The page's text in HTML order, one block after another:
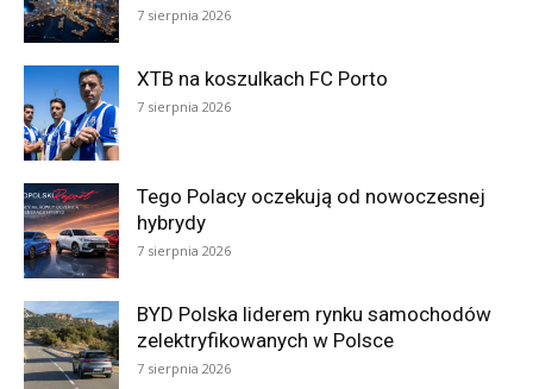
7 sierpnia 2026
XTB na koszulkach FC Porto
7 sierpnia 2026
Tego Polacy oczekują od nowoczesnej
hybrydy
7 sierpnia 2026
BYD Polska liderem rynku samochodów
zelektryfikowanych w Polsce
7 sierpnia 2026